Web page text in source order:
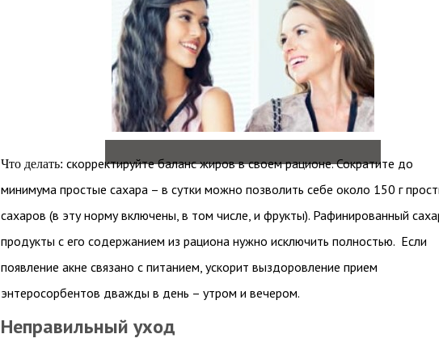
Что делать: скорректируйте баланс жиров в своем рационе. Сократите до
минимума простые сахара – в сутки можно позволить себе около 150 г
сахаров (в эту норму включены, в том числе, и фрукты). Рафинированный
продукты с его содержанием из рациона нужно исключить полностью. Если
появление акне связано с питанием, ускорит выздоровление прием
энтеросорбентов дважды в день – утром и вечером.
Неправильный уход